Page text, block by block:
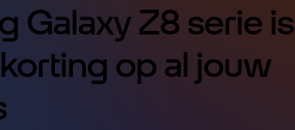
Galaxy Z8 serie is
op al jouw